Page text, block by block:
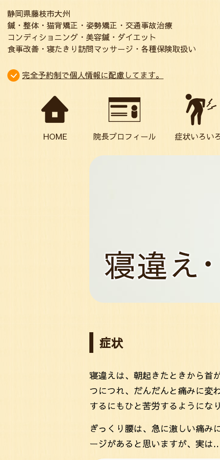
静岡県藤枝市大州
鍼・整体・猫背矯正・姿勢矯正・交通事故治療
コンディショニング・美容鍼・ダイエット
食事改善・寝たきり訪問マッサージ・各種保険取扱い
LINE公式アカウントお友達登録でお得な情報発信中！
HOME 院長プロフィール 症状いろい
症状
寝違えは、朝起きたときから首
つにつれ、だんだんと痛みに変
するにもひと苦労するようにな
ぎっくり腰は、急に激しい痛み
ージがあると思いますが、実は